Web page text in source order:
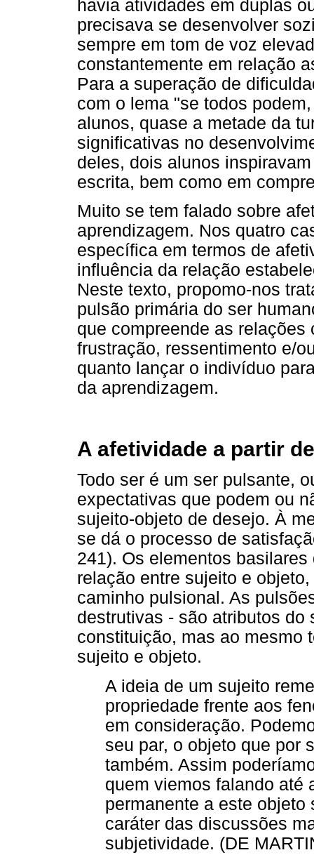
havia atividades em duplas
precisava se desenvolver
sempre em tom de voz
constantemente em relação
Para a superação de
com o lema "se todos
alunos, quase a metade da
significativas no
deles, dois alunos
escrita, bem como em
Muito se tem falado sobre
aprendizagem. Nos quatro
específica em termos de
influência da relação
Neste texto, propomo-nos
pulsão primária do ser
que compreende as
frustração, ressentimento e/
quanto lançar o indivíduo
da aprendizagem.
A afetividade a partir
Todo ser é um ser pulsante,
expectativas que podem ou
sujeito-objeto de desejo. À
se dá o processo de
241). Os elementos
relação entre sujeito e
caminho pulsional. As
destrutivas - são atributos
constituição, mas ao mesmo
sujeito e objeto.
A ideia de um sujeito
propriedade frente aos
em consideração.
seu par, o objeto que por
também. Assim
quem viemos falando até
permanente a este
caráter das discussões
subjetividade. (DE